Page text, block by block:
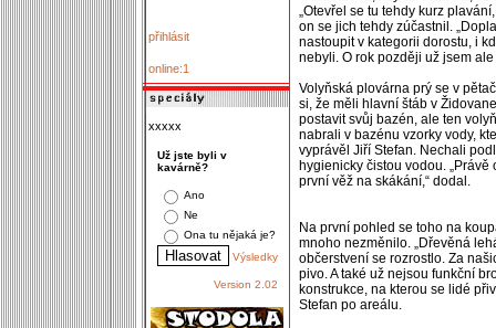
přihlásit
online:1
xxxxx
Už jste byli v
kavárně?
Ano
Ne
Ona tu nějaká je?
Výsledky
Version 2.02
„Otevřel se tu tehdy kurz
on se jich tehdy zúčastnil.
nastoupit v kategorii dorostu, i
nebyli. O rok později už jsem
Volyňská plovárna prý se v
si, že měli hlavní štáb v
postavit svůj bazén, ale ten
nabrali v bazénu vzorky vody,
vyprávěl Jiří Stefan. Nechali
hygienicky čistou vodou.
první věž na skákání,“ dodal.
Na první pohled se toho na
mnoho nezměnilo. „Dřevěná
občerstvení se rozrostlo. Za
pivo. A také už nejsou funkční
konstrukce, na kterou se lidé
Stefan po areálu.